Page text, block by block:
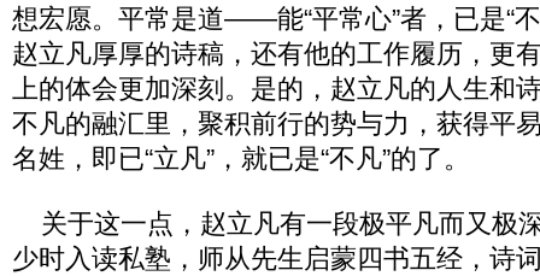
想宏愿。平常是道——能“平常心”者，已是“
赵立凡厚厚的诗稿，还有他的工作履历，更
上的体会更加深刻。是的，赵立凡的人生和
不凡的融汇里，聚积前行的势与力，获得平
名姓，即已“立凡”，就已是“不凡”的了。
关于这一点，赵立凡有一段极平凡而又极
少时入读私塾，师从先生启蒙四书五经，诗